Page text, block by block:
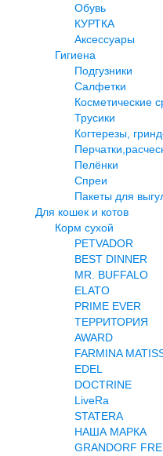
Обувь
КУРТКА
Аксессуары
Гигиена
Подгузники
Салфетки
Косметические
Трусики
Когтерезы,
Пелёнки
Спреи
Пакеты для
Для кошек и котов
Корм сухой
PETVADOR
BEST DINNER
MR. BUFFALO
ELATO
PRIME EVER
ТЕРРИТОРИЯ
AWARD
FARMINA
EDEL
DOCTRINE
LiveRa
STATERA
НАША МАРКА
GRANDORF